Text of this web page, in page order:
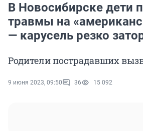
В Новосибирске дети
травмы на
— карусель резко
Родители пострадавших
9 июня 2023, 09:50 36 15 092